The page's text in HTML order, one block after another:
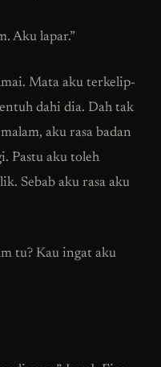
Aku lapar.”
Mata aku terkelip-
dahi dia. Dah tak
aku rasa badan
Pastu aku toleh
Sebab aku rasa aku
tu? Kau ingat aku